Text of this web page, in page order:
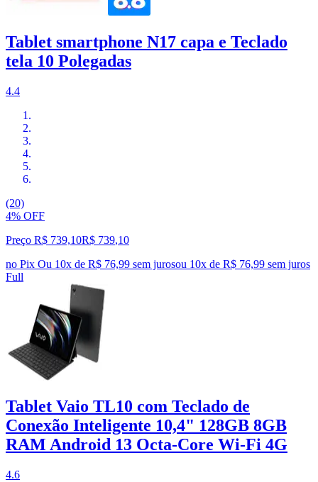
Tablet smartphone N17 capa e Teclado
tela 10 Polegadas
4.4
(20)
4% OFF
Preço R$ 739,10R$ 739,10
no Pix Ou 10x de R$ 76,99 sem jurosou 10x de R$ 76,99 sem juros
Full
Tablet Vaio TL10 com Teclado de
Conexão Inteligente 10,4" 128GB 8GB
RAM Android 13 Octa-Core Wi-Fi 4G
4.6